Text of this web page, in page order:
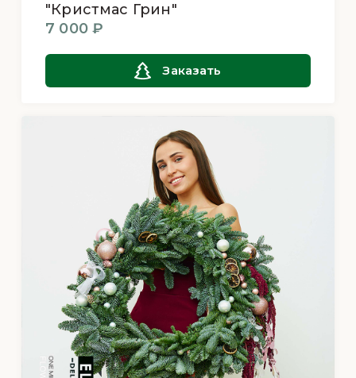
"Кристмас Грин"
7 000 ₽
Заказать